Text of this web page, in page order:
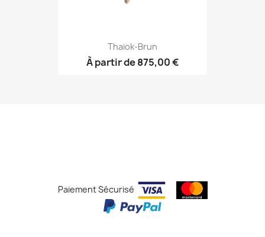
Thaiok-Brun
À partir de875,00 €
Paiement Sécurisé